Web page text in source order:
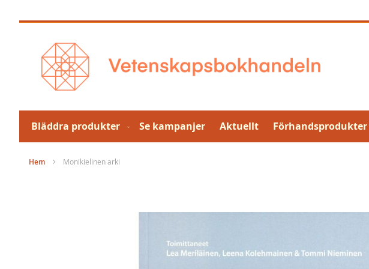
till
Bläddra produkter Se kampanjer Aktuellt Förhandsprodukter
Hem Monikielinen arki